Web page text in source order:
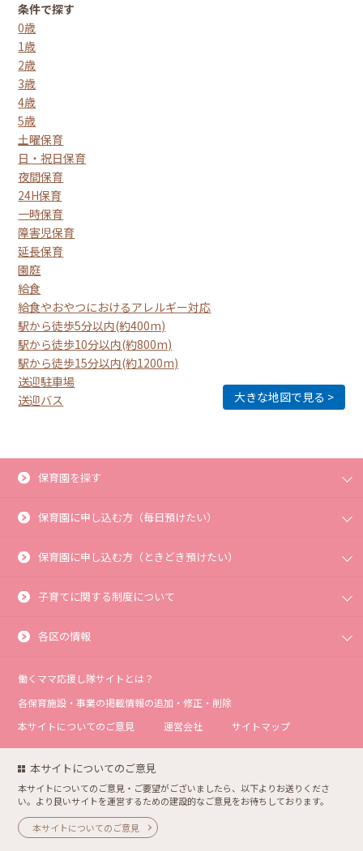
大きな地図で見る
条件で探す
0歳
1歳
2歳
3歳
4歳
5歳
土曜保育
日・祝日保育
夜間保育
24H保育
一時保育
障害児保育
延長保育
園庭
給食
給食やおやつにおけるアレルギー対応
駅から徒歩5分以内(約400m)
駅から徒歩10分以内(約800m)
駅から徒歩15分以内(約1200m)
送迎駐車場
送迎バス
保育園を探す
保育園に申し込む方（毎日預けたい）
保育園に申し込む方（ときどき預けたい）
子育てに関する制度について
各区の情報
働くママ応援し隊サイトとは？
各保育施設・事業の掲載情報の追加・修正・削除
本サイトについてのご意見
運営会社 サイトマップ
本サイトについてのご意見
本サイトについてのご意見・ご要望がございましたら、以下よりお送りくださ
い。より良いサイトを運営するための建設的なご意見をお待ちしております。
本サイトについてのご意見